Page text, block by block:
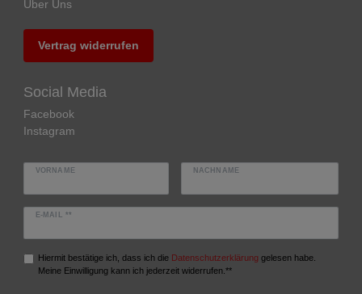
Über Uns
Vertrag widerrufen
Social Media
Facebook
Instagram
VORNAME NACHNAME
E-MAIL **
Hiermit bestätige ich, dass ich die Daten­schutz­erklärung gelesen habe.
Meine Einwilligung kann ich jederzeit widerrufen.**